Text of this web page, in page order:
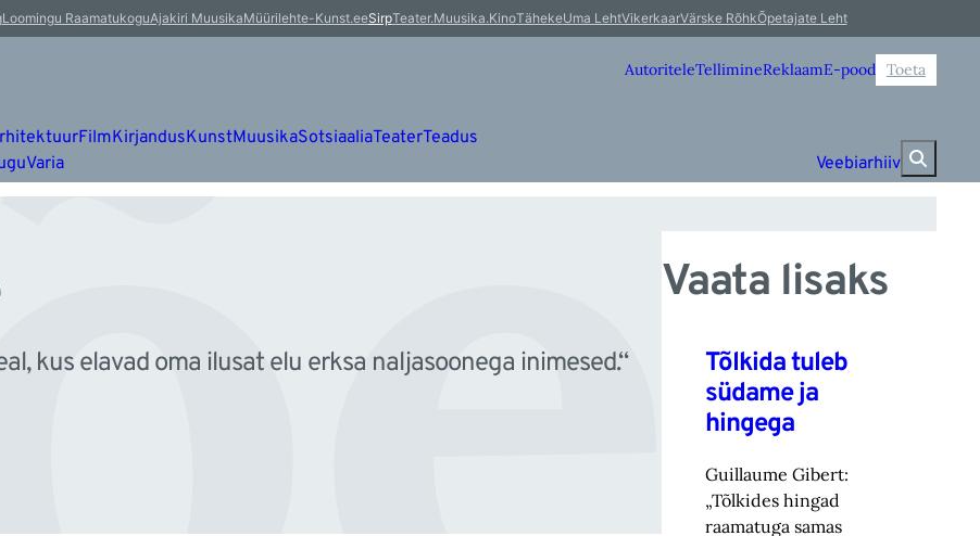
Loomingu RaamatukoguAjakiri MuusikaMüürilehte-Kunst.eeSirpTeater.Muusika.KinoTähekeUma LehtVikerkaarVärske RõhkÕpetajate Leht
AutoriteleTellimineReklaamE-pood Toeta
FilmKirjandusKunstMuusikaSotsiaaliaTeaterTeadus
Varia Veebiarhiiv
kus elavad oma ilusat elu erksa naljasoonega inimesed.“
Vaata lisaks
Tõlkida tuleb
südame ja
hingega
Guillaume Gibert:
„Tõlkides hingad
raamatuga samas